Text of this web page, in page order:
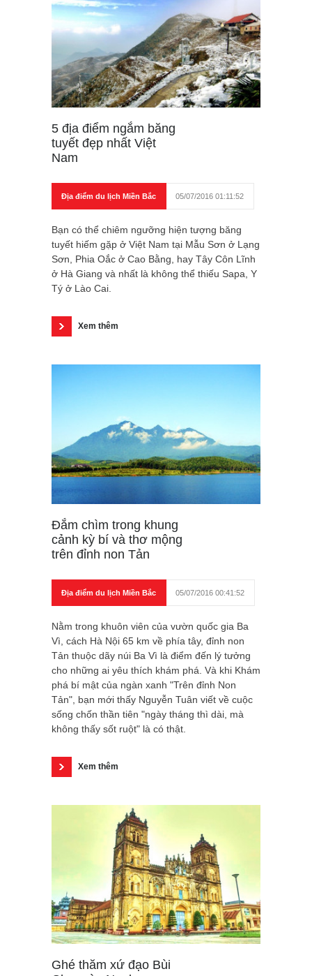
5 địa điểm ngắm băng
tuyết đẹp nhất Việt
Nam
Địa điểm du lịch Miền Bắc 05/07/2016 01:11:52
Bạn có thể chiêm ngưỡng hiện tượng băng
tuyết hiếm gặp ở Việt Nam tại Mẫu Sơn ở Lạng
Sơn, Phia Oắc ở Cao Bằng, hay Tây Côn Lĩnh
ở Hà Giang và nhất là không thể thiếu Sapa, Y
Tý ở Lào Cai.
Xem thêm
Đắm chìm trong khung
cảnh kỳ bí và thơ mộng
trên đỉnh non Tản
Địa điểm du lịch Miền Bắc 05/07/2016 00:41:52
Nằm trong khuôn viên của vườn quốc gia Ba
Vì, cách Hà Nội 65 km về phía tây, đỉnh non
Tản thuộc dãy núi Ba Vì là điểm đến lý tưởng
cho những ai yêu thích khám phá. Và khi Khám
phá bí mật của ngàn xanh "Trên đỉnh Non
Tản", bạn mới thấy Nguyễn Tuân viết về cuộc
sống chốn thần tiên "ngày tháng thì dài, mà
không thấy sốt ruột" là có thật.
Xem thêm
Ghé thăm xứ đạo Bùi